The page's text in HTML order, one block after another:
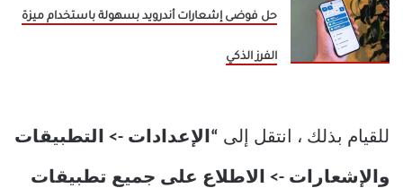
حل فوضى إشعارات أندرويد بسهولة باستخدام ميزة
الفرز الذكي
للقيام بذلك ، انتقل إلى “الإعدادات -> التطبيقات
والإشعارات -> الاطلاع على جميع تطبيقات